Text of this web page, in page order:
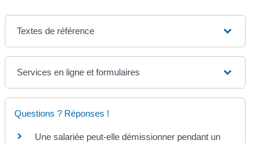
Textes de référence
Services en ligne et formulaires
Questions ? Réponses !
Une salariée peut-elle démissionner pendant un